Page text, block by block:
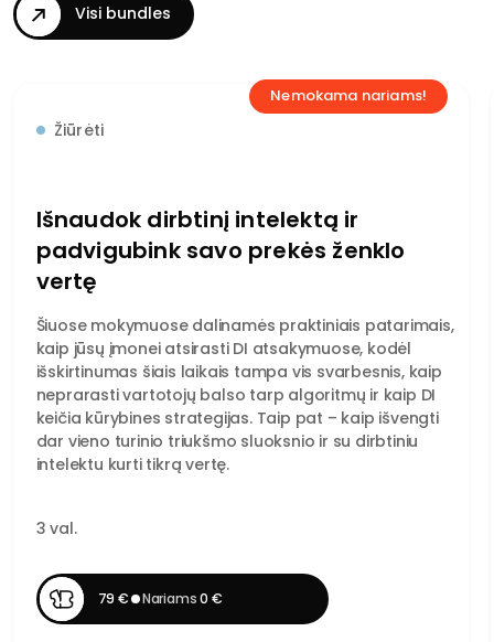
Visi bundles
Nemokama nariams!
Žiūrėti
Išnaudok dirbtinį intelektą ir
padvigubink savo prekės ženklo
vertę
Šiuose mokymuose dalinamės praktiniais patarimais,
kaip jūsų įmonei atsirasti DI atsakymuose, kodėl
išskirtinumas šiais laikais tampa vis svarbesnis, kaip
neprarasti vartotojų balso tarp algoritmų ir kaip DI
keičia kūrybines strategijas. Taip pat – kaip išvengti
dar vieno turinio triukšmo sluoksnio ir su dirbtiniu
intelektu kurti tikrą vertę.
3 val.
79 € Nariams0 €